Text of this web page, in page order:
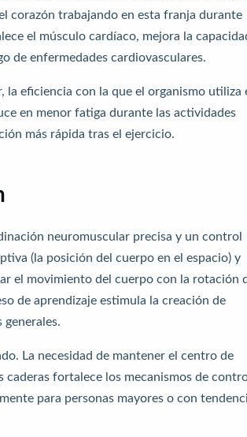
corazón trabajando en esta franja durante
el músculo cardíaco, mejora la
de enfermedades cardiovasculares.
la eficiencia con la que el organismo utiliza
en menor fatiga durante las actividades
más rápida tras el ejercicio.
neuromuscular precisa y un control
(la posición del cuerpo en el espacio) y
el movimiento del cuerpo con la rotación
de aprendizaje estimula la creación de
La necesidad de mantener el centro de
fortalece los mecanismos de
para personas mayores o con